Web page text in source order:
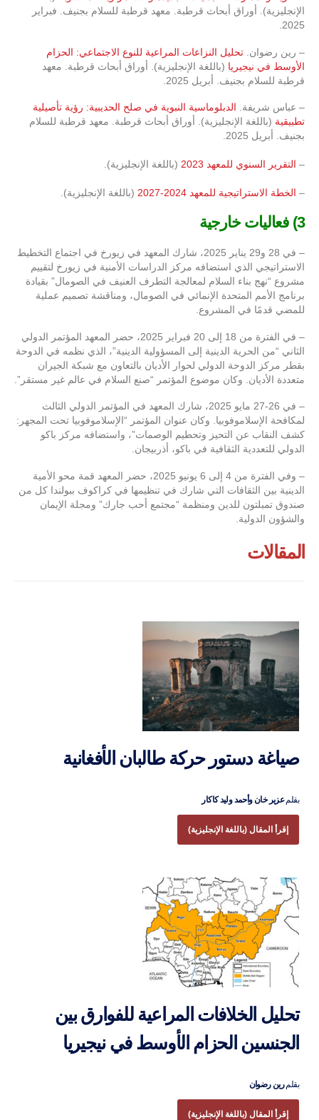
الإنجليزية). أوراق أبحاث قرطبة. معهد قرطبة للسلام بجنيف. فبراير
2025.
– رين رضوان. تحليل النزاعات المراعية للنوع الاجتماعي: الحزام
الأوسط في نيجيريا (باللغة الإنجليزية). أوراق أبحاث قرطبة. معهد
قرطبة للسلام بجنيف. أبريل 2025.
– عباس شريفة. الدبلوماسية النبوية في صلح الحديبية: رؤية تأصيلية
تطبيقية (باللغة الإنجليزية). أوراق أبحاث قرطبة. معهد قرطبة للسلام
بجنيف. أبريل 2025.
– التقرير السنوي للمعهد 2023 (باللغة الإنجليزية).
– الخطة الاستراتيجية للمعهد 2024-2027 (باللغة الإنجليزية).
3) فعاليات خارجية
– في 28 و29 يناير 2025، شارك المعهد في زيورخ في اجتماع التخطيط
الاستراتيجي الذي استضافه مركز الدراسات الأمنية في زيورخ لتقييم
مشروع “نهج بناء السلام لمعالجة التطرف العنيف في الصومال” بقيادة
برنامج الأمم المتحدة الإنمائي في الصومال، ومناقشة تصميم عملية
للمضي قدمًا في المشروع.
– في الفترة من 18 إلى 20 فبراير 2025، حضر المعهد المؤتمر الدولي
الثاني “من الحرية الدينية إلى المسؤولية الدينية”، الذي نظمه في الدوحة
بقطر مركز الدوحة الدولي لحوار الأديان بالتعاون مع شبكة الجيران
متعددة الأديان. وكان موضوع المؤتمر “صنع السلام في عالم غير مستقر”.
– في 26-27 مايو 2025، شارك المعهد في المؤتمر الدولي الثالث
لمكافحة الإسلاموفوبيا. وكان عنوان المؤتمر “الإسلاموفوبيا تحت المجهر:
كشف النقاب عن التحيز وتحطيم الوصمات”، واستضافه مركز باكو
الدولي للتعددية الثقافية في باكو، أذربيجان.
– وفي الفترة من 4 إلى 6 يونيو 2025، حضر المعهد قمة محو الأمية
الدينية بين الثقافات التي شارك في تنظيمها في كراكوف ببولندا كل من
صندوق تمبلتون للدين ومنظمة “مجتمع أحب جارك” ومجلة الإيمان
والشؤون الدولية.
المقالات
صياغة دستور حركة طالبان الأفغانية
بقلمعزير خان وأحمد وليد كاكار
إقرأ المقال (باللغة الإنجليزية)
تحليل الخلافات المراعية للفوارق بين
الجنسين الحزام الأوسط في نيجيريا
بقلمرين رضوان
إقرأ المقال (باللغة الإنجليزية)